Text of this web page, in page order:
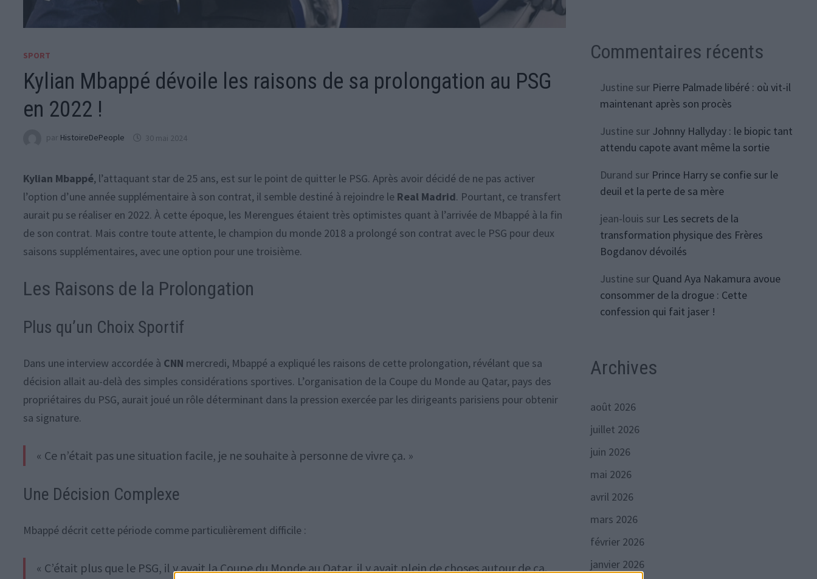
SPORT
Kylian Mbappé dévoile les raisons de sa prolongation au PSG
en 2022 !
par HistoireDePeople 30 mai 2024
Kylian Mbappé, l’attaquant star de 25 ans, est sur le point de quitter le PSG. Après avoir décidé de ne pas activer
l’option d’une année supplémentaire à son contrat, il semble destiné à rejoindre le Real Madrid. Pourtant, ce transfert
aurait pu se réaliser en 2022. À cette époque, les Merengues étaient très optimistes quant à l’arrivée de Mbappé à la fin
de son contrat. Mais contre toute attente, le champion du monde 2018 a prolongé son contrat avec le PSG pour deux
saisons supplémentaires, avec une option pour une troisième.
Les Raisons de la Prolongation
Plus qu’un Choix Sportif
Dans une interview accordée à CNN mercredi, Mbappé a expliqué les raisons de cette prolongation, révélant que sa
décision allait au-delà des simples considérations sportives. L’organisation de la Coupe du Monde au Qatar, pays des
propriétaires du PSG, aurait joué un rôle déterminant dans la pression exercée par les dirigeants parisiens pour obtenir
sa signature.
« Ce n’était pas une situation facile, je ne souhaite à personne de vivre ça. »
Une Décision Complexe
Mbappé décrit cette période comme particulièrement difficile :
« C’était plus que le PSG, il y avait la Coupe du Monde au Qatar, il y avait plein de choses autour de ça.
Commentaires récents
Justinesur Pierre Palmade libéré : où vit-il
maintenant après son procès
Justinesur Johnny Hallyday : le biopic tant
attendu capote avant même la sortie
Durand sur Prince Harry se confie sur le
deuil et la perte de sa mère
jean-louis sur Les secrets de la
transformation physique des Frères
Bogdanov dévoilés
Justinesur Quand Aya Nakamura avoue
consommer de la drogue : Cette
confession qui fait jaser !
Archives
août 2026
juillet 2026
juin 2026
mai 2026
avril 2026
mars 2026
février 2026
janvier 2026